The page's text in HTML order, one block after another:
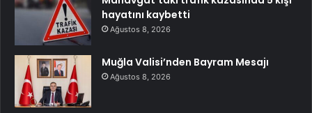
hayatını kaybetti
Ağustos 8, 2026
Muğla Valisi’nden Bayram Mesajı
Ağustos 8, 2026